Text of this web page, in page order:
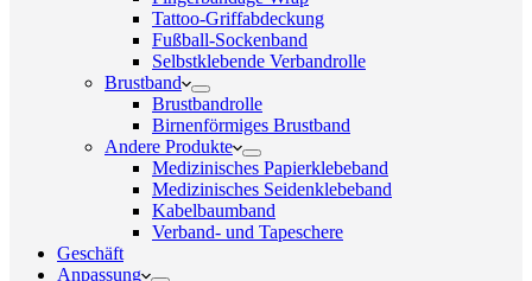
Tattoo-Griffabdeckung
Fußball-Sockenband
Selbstklebende Verbandrolle
Brustband
Brustbandrolle
Birnenförmiges Brustband
Andere Produkte
Medizinisches Papierklebeband
Medizinisches Seidenklebeband
Kabelbaumband
Verband- und Tapeschere
Geschäft
Anpassung